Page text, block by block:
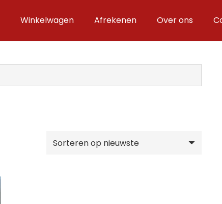
Winkelwagen Afrekenen Over ons